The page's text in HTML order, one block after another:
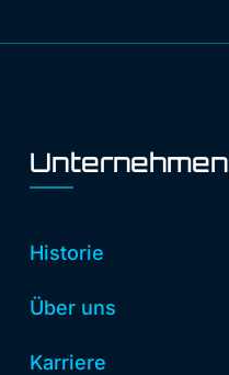
Unternehmen
Historie
Über uns
Karriere